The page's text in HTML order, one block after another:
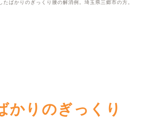
たばかりのぎっくり腰の解消例。埼玉県三郷市の方。
かりのぎっくり